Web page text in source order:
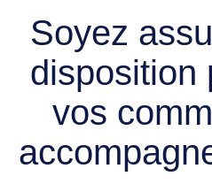
Soyez
disposition
vos